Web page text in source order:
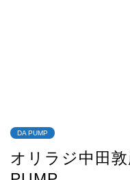
DA PUMP
オリラジ中田